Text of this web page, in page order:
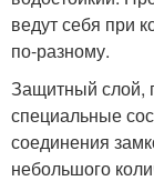
ведут себя при
по-разному.
Защитный слой,
специальные
соединения
небольшого